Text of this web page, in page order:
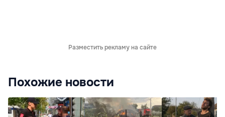
Разместить рекламу на сайте
Похожие новости